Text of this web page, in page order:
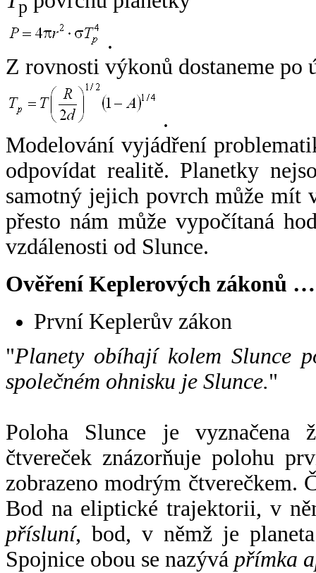
p
.
Z rovnosti výkonů dostaneme po
.
Modelování vyjádření
odpovídat realitě. Planetky
samotný jejich povrch může mít
přesto nám může vypočítaná
vzdálenosti od Slunce.
Ověření Keplerových zákonů …
První Keplerův zákon
"Planety obíhají kolem Slunce
společném ohnisku je Slunce."
Poloha Slunce je vyznačena
čtvereček znázorňuje polohu
zobrazeno modrým čtverečkem.
Bod na eliptické trajektorii, v
přísluní, bod, v němž je
Spojnice obou se nazývá přímka